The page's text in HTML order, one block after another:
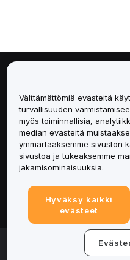
Palvelut
Tuki
Tuotteet
Lakiasiat
© 2025-2026 Bybit.eu.
Välttämättömiä evästeitä
turvallisuuden
myös toiminnallisia,
median evästeitä
ymmärtääksemme sivuston
sivustoa ja tukeaksemme
jakamisominaisuuksia.
Hyväksy kaikki
evästeet